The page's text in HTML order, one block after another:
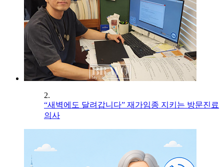
2.
“새벽에도 달려갑니다” 재가임종 지키는 방문진료
의사